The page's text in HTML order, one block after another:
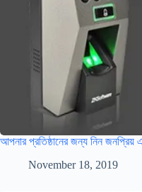
আপনার প্রতিষ্ঠানের জন্য নিন
November 18, 2019